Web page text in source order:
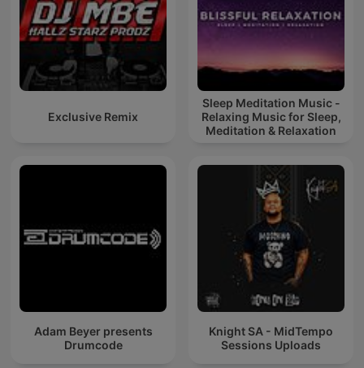
Exclusive Remix
Sleep Meditation Music -
Relaxing Music for Sleep,
Meditation & Relaxation
Adam Beyer presents
Drumcode
Knight SA - MidTempo
Sessions Uploads